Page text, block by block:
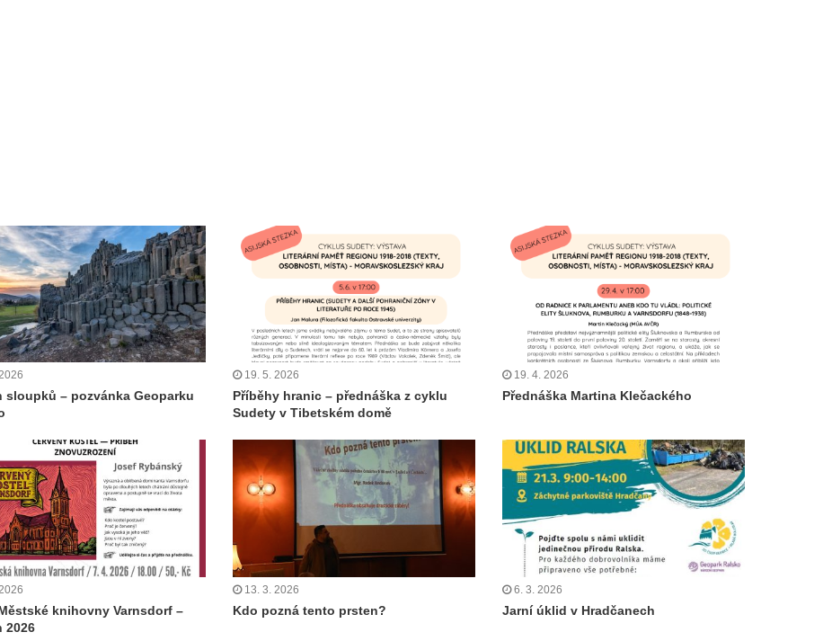
sloupků – pozvánka Geoparku
19. 5. 2026
Příběhy hranic – přednáška z cyklu
Sudety v Tibetském domě
19. 4. 2026
Přednáška Martina Klečackého
knihovny Varnsdorf –
2026
13. 3. 2026
Kdo pozná tento prsten?
6. 3. 2026
Jarní úklid v Hradčanech